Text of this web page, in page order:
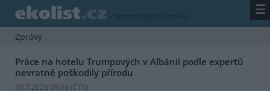
/ zpravodajství / zprávy ☰
Zprávy
Práce na hotelu Trumpových v Albánii podle expertů
nevratně poškodily přírodu
30.7.2026 09:56 (ČTK)